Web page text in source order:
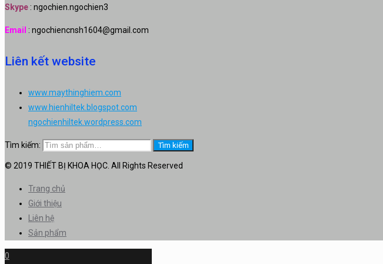
Skype : ngochien.ngochien3
Email : ngochiencnsh1604@gmail.com
Liên kết website
www.maythinghiem.com
www.hienhiltek.blogspot.com
ngochienhiltek.wordpress.com
Tìm kiếm: Tìm kiếm
© 2019 THIẾT BỊ KHOA HỌC. All Rights Reserved
Trang chủ
Giới thiệu
Liên hệ
Sản phẩm
0